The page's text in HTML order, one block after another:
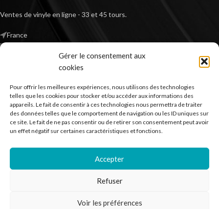
Gérer le consentement aux
cookies
Pour offrir les meilleures expériences, nous utilisons des technologies
telles que les cookies pour stocker et/ou accéder aux informations des
appareils. Le fait de consentir à ces technologies nous permettra de traiter
des données telles que le comportement de navigation ou les ID uniques sur
ce site. Le fait de ne pas consentir ou de retirer son consentement peut avoir
un effet négatif sur certaines caractéristiques et fonctions.
Accepter
Refuser
Voir les préférences
Ventes de vinyle en ligne - 33 et 45 tours.
France
*TVA non applicable – article 293 B du CGI
RECHERCHER DES PRODUITS
NOS SERVICES
BESOIN D’AIDE ?
Kilm Music2023